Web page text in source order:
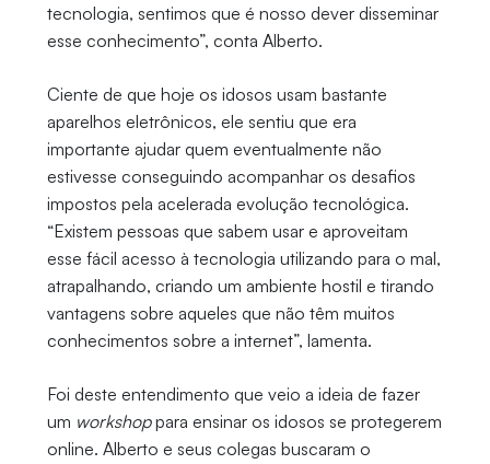
tecnologia, sentimos que é nosso dever disseminar
esse conhecimento”, conta Alberto.
Ciente de que hoje os idosos usam bastante
aparelhos eletrônicos, ele sentiu que era
importante ajudar quem eventualmente não
estivesse conseguindo acompanhar os desafios
impostos pela acelerada evolução tecnológica.
“Existem pessoas que sabem usar e aproveitam
esse fácil acesso à tecnologia utilizando para o mal,
atrapalhando, criando um ambiente hostil e tirando
vantagens sobre aqueles que não têm muitos
conhecimentos sobre a internet”, lamenta.
Foi deste entendimento que veio a ideia de fazer
um workshoppara ensinar os idosos se protegerem
online. Alberto e seus colegas buscaram o